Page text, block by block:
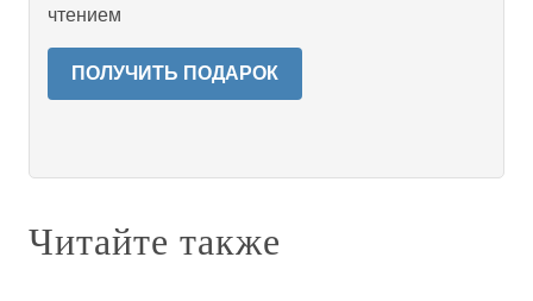
чтением
ПОЛУЧИТЬ ПОДАРОК
Читайте также